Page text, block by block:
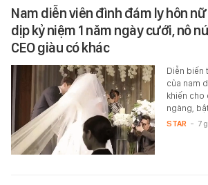
Nam diễn viên đình đám ly hôn
dịp kỷ niệm 1 năm ngày cưới, nô
CEO giàu có khác
Diễn biến
của nam
khiến cho
ngàng,
STAR - 7